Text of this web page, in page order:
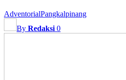
AdventorialPangkalpinang
By Redaksi 0